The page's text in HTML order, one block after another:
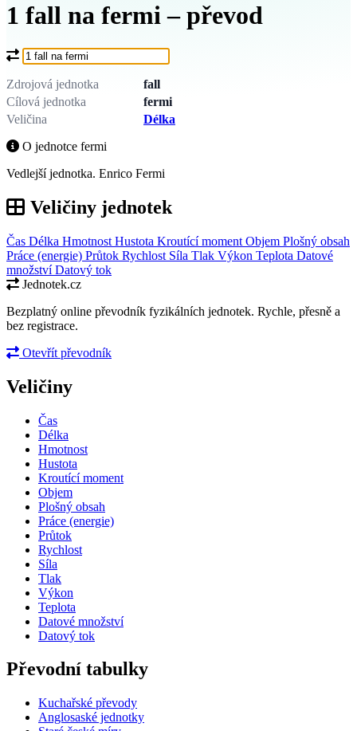
1 fall na fermi – převod
Co chcete převést?
Zdrojová jednotka
fall
Cílová jednotka
fermi
Veličina
Délka
O jednotce fermi
Vedlejší jednotka. Enrico Fermi
Veličiny jednotek
Čas Délka Hmotnost Hustota Kroutící moment Objem Plošný obsah
Práce (energie) Průtok Rychlost Síla Tlak Výkon Teplota Datové
množstvíDatový tok
Jednotek.cz
Bezplatný online převodník fyzikálních jednotek. Rychle, přesně a
bez registrace.
Otevřít převodník
Veličiny
Čas
Délka
Hmotnost
Hustota
Kroutící moment
Objem
Plošný obsah
Práce (energie)
Průtok
Rychlost
Síla
Tlak
Výkon
Teplota
Datové množství
Datový tok
Převodní tabulky
Kuchařské převody
Anglosaské jednotky